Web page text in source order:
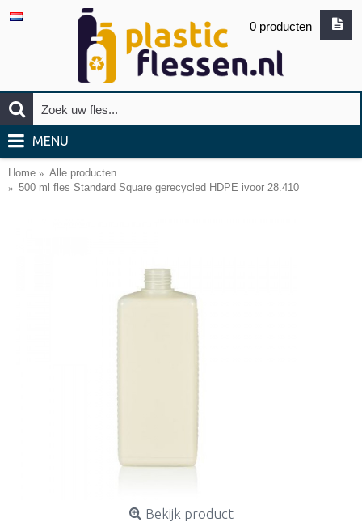
0 producten
MENU
Home
Alle producten
500 ml fles Standard Square gerecycled HDPE ivoor 28.410
Bekijk product